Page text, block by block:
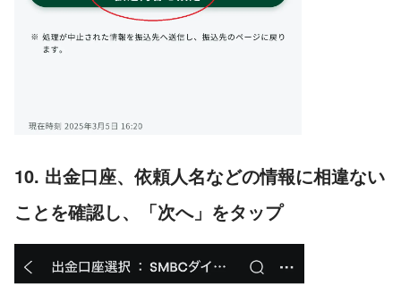
10. 出金口座、依頼人名などの情報に相違ない
ことを確認し、「次へ」をタップ